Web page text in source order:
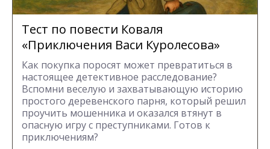
Тест по повести Коваля
«Приключения Васи Куролесова»
Как покупка поросят может превратиться в
настоящее детективное расследование?
Вспомни веселую и захватывающую историю
простого деревенского парня, который решил
проучить мошенника и оказался втянут в
опасную игру с преступниками. Готов к
приключениям?